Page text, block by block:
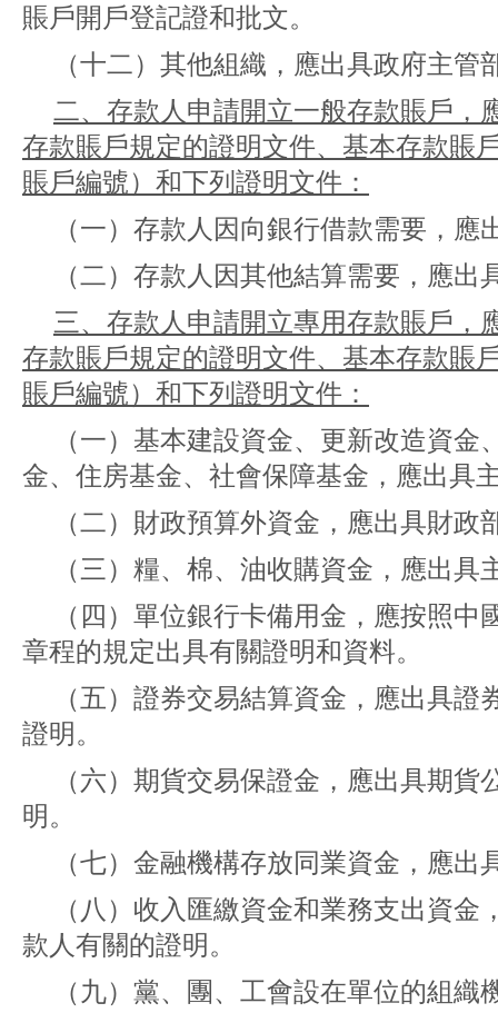
賬戶開戶登記證和批文。
（十二）其他組織，應出具政府主管
二、存款人申請開立一般存款賬戶，
存款賬戶規定的證明文件、基本存款賬
賬戶編號）和下列證明文件：
（一）存款人因向銀行借款需要，應
（二）存款人因其他結算需要，應出
三、存款人申請開立專用存款賬戶，
存款賬戶規定的證明文件、基本存款賬
賬戶編號）和下列證明文件：
（一）基本建設資金、更新改造資金
金、住房基金、社會保障基金，應出具
（二）財政預算外資金，應出具財政
（三）糧、棉、油收購資金，應出具
（四）單位銀行卡備用金，應按照
章程的規定出具有關證明和資料。
（五）證券交易結算資金，應出具
證明。
（六）期貨交易保證金，應出具期
明。
（七）金融機構存放同業資金，應出
（八）收入匯繳資金和業務支出資
款人有關的證明。
（九）黨、團、工會設在單位的組